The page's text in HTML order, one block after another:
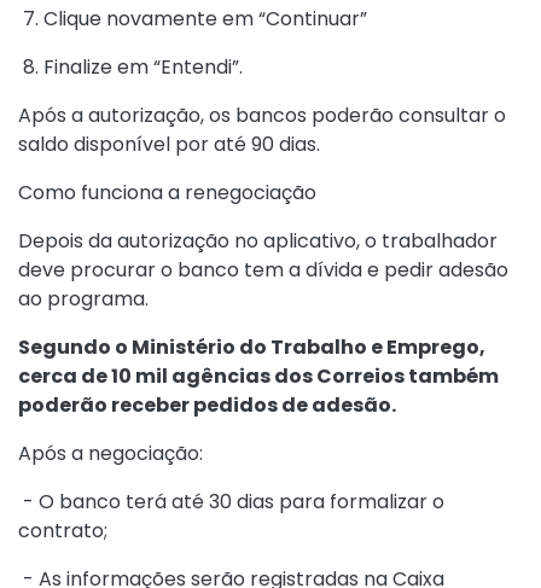
7. Clique novamente em “Continuar”
8. Finalize em “Entendi”.
Após a autorização, os bancos poderão consultar o
saldo disponível por até 90 dias.
Como funciona a renegociação
Depois da autorização no aplicativo, o trabalhador
deve procurar o banco tem a dívida e pedir adesão
ao programa.
Segundo o Ministério do Trabalho e Emprego,
cerca de 10 mil agências dos Correios também
poderão receber pedidos de adesão.
Após a negociação:
- O banco terá até 30 dias para formalizar o
contrato;
- As informações serão registradas na Caixa